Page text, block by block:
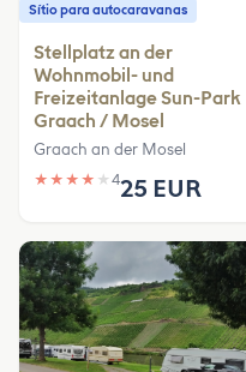
Sítio para autocaravanas
Stellplatz an der
Wohnmobil- und
Freizeitanlage Sun-Park
Graach / Mosel
Graach an der Mosel
★ ★ ★ ★ ★ 425 EUR